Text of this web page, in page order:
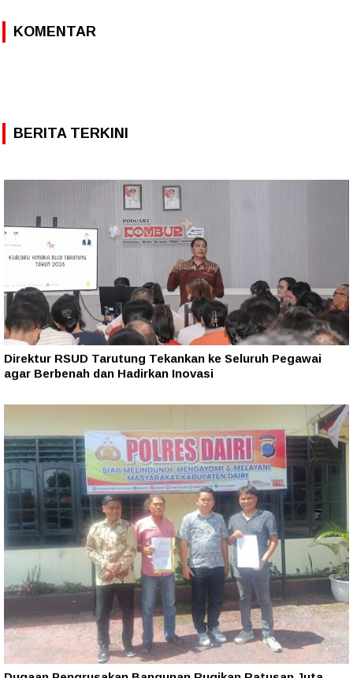
KOMENTAR
BERITA TERKINI
Direktur RSUD Tarutung Tekankan ke Seluruh Pegawai
agar Berbenah dan Hadirkan Inovasi